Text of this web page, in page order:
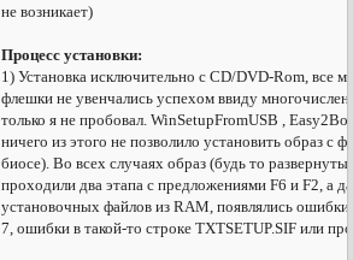
не возникает)
Процесс установки:
1) Установка исключительно с CD/DVD-Rom, все
флешки не увенчались успехом ввиду
только я не пробовал. WinSetupFromUSB ,
ничего из этого не позволило установить образ с
биосе). Во всех случаях образ (будь то
проходили два этапа с предложениями F6 и F2, а
установочных файлов из RAM, появлялись
7, ошибки в такой-то строке TXTSETUP.SIF или